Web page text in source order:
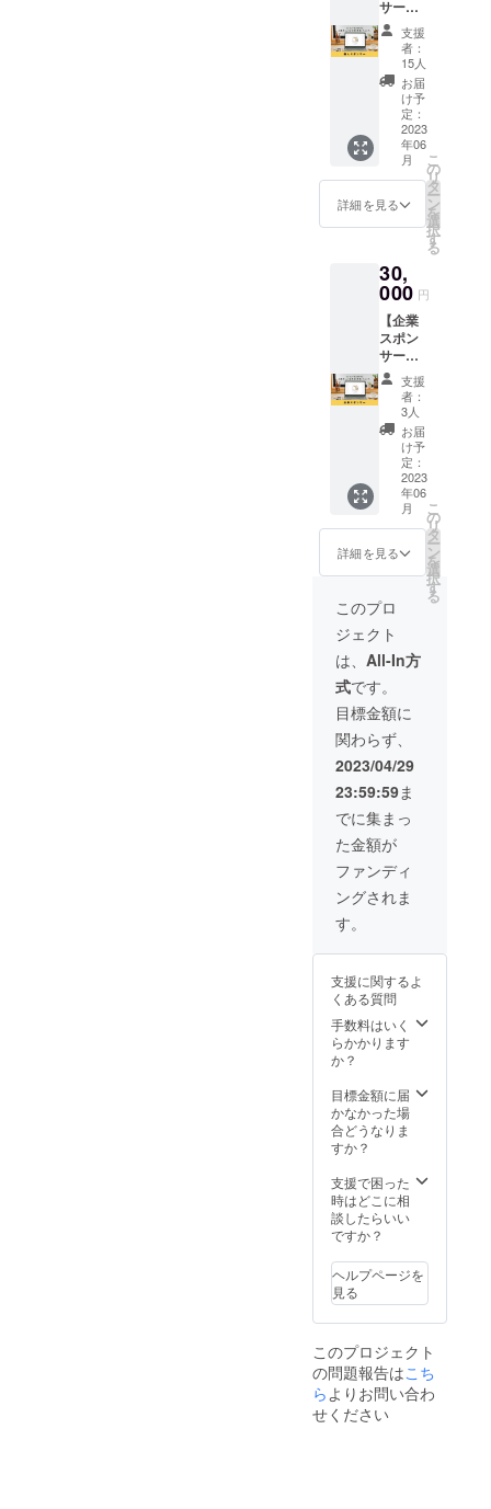
す。 ※
まとめ
て1回の
お届け
の場合
は、ひ
と月ご
とのお
届け内
容×6
セット
をお送
りいた
冷蔵
クール
便にて
お届け
いたし
ます。
※送料込
みのお
値段で
す。
ムは ・
プレー
ン4個
・ココ
ア4個
・抹茶4
個 のな
かから
お好き
な組み
合わせ
をお選
びいた
だけま
月ごと
に種類
をお選
びいた
だけま
す。 ※
まとめ
て1回の
お届け
の場合
は、ひ
と月ご
とのお
届け内
容×12
セット
をお送
りいた
す。 ※
冷蔵
クール
便にて
お届け
いたし
ます。
※送料込
みのお
値段で
す。
好きな
組み合
わせを
お選び
いただ
けま
す。 ④
シュー
クリー
ムセッ
ト ＜ひ
と月ご
とのお
届け内
シュー
クリー
ム4個
×10セッ
ト ◆
シュー
クリー
ムは ・
プレー
ン4個
・ココ
ア4個
・抹茶4
個 のな
かから
お好き
な組み
合わせ
びいた
だけま
す。 ※
月ごと
に種類
をお選
びいた
だけま
す。 ※
まとめ
て1回の
お届け
の場合
は、ひ
と月ご
とのお
届け内
容×24
りいた
す。 ※
冷蔵
クール
便にて
ます。
※送料込
みのお
メコノ
トリコ
営業時
間：
10:00～
20:00
定休
日：日
曜日 住
阪市淀
川区十
三東3丁
1アサヒ
マン
ション
105号 ※
所要時
間は約
180分で
す。 ※
日時等
詳細は
メール
にて調
整いた
しま
す。
日)24(
土)25(
日) ＜7
月＞
1(土)2(
日)8(土)
9(日)15(
土)16(
日)22(
土)23(
土)30(
日)
13:00～
たは
19:00～
22:00 ■
店舗情
報■ コ
メコノ
トリコ
営業時
間：
10:00～
20:00
定休
日：日
曜日 住
阪市淀
川区十
三東3丁
目7-4 第
1アサヒ
マン
ション
105号 ※
所要時
間は約
180分で
す。 ※
日時等
詳細は
メール
にて調
整いた
しま
す。
も、お
子様と
一緒に
ファミ
リーで
も、地
域のイ
ベント
や福利
厚生で
も、
様々な
にご対
応いた
しま
す。 ※
調理可
能な場
所を別
途ご用
意くだ
さい。
※会場ま
での旅
費交通
費は別
途ご負
さい。
※日時等
メール
にて調
整いた
しま
有効期
限は
2023年
6月から
1年間と
なりま
す。
なお、
支援時
に上乗
せ支援
が可能
です。
応援の
気持ち
の上乗
せ、大
歓迎で
す！
サー】
コメコ
ノトリ
コの個
人スポ
ンサー
になれ
る権利
です。
コメコ
ノトリ
コの
HP（
onotori
co.stor
es.jp/ ）
に支援
者とし
てお名
前を掲
載させ
ていた
だきま
す。 あ
なたの
お名前
をコメ
コノト
リコの
HPで
※購入時
欄に掲
載する
お名前
を必ず
ご記入
くださ
い。 ※
ニック
での参
加もで
きま
す。 ※
掲載期
間は
2023年
す。
支援
者：
15人
お届
け予
定：
2023
年06
月
詳細を見る
こ
の
リ
タ
ー
ン
を
選
択
す
る
30,
000 円
【企業
スポン
サー】
コメコ
ノトリ
コの企
業スポ
ンサー
になれ
る権利
です。
コメコ
ノトリ
コの
HP（
comec
onotori
co.stor
es.jp/ ）
に支援
者とし
て企業
名を掲
載させ
ていた
だきま
す。 あ
なたの
企業名
をコメ
コノト
リコの
HPで
※購入時
欄に掲
載する
企業名
を必ず
い。 ※
ネット
ワーク
メージ
が相違
する場
合等、
お断り
させて
いただ
く場合
ます。
お断り
させて
いただ
いた場
支援
者：
3人
お届
け予
定：
2023
年06
月
詳細を見る
こ
の
リ
タ
ー
ン
を
選
択
す
る
このプロ
ジェクト
は、 All-In方
式です。
目標金額に
関わらず、
2023/04/29
23:59:59ま
でに集まっ
た金額が
ファンディ
ングされま
す。
支援に関するよ
くある質問
手数料はいく
らかかります
か？
目標金額に届
かなかった場
合どうなりま
すか？
支援で困った
時はどこに相
談したらいい
ですか？
ヘルプページを
見る
このプロジェクト
の問題報告はこち
らよりお問い合わ
せください